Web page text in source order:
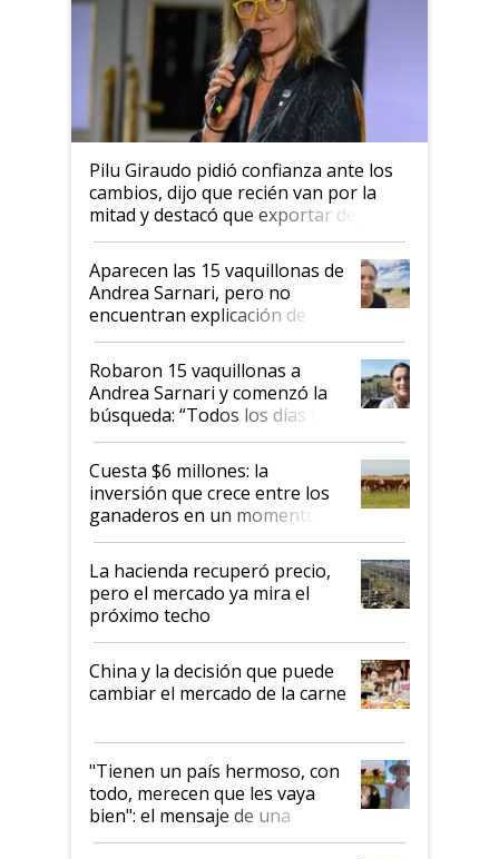
Pilu Giraudo pidió confianza ante los
cambios, dijo que recién van por la
mitad y destacó que exportar dejó de
ser "para unos pocos": "Tenemos un
mandato muy claro del gobierno
nacional"
Aparecen las 15 vaquillonas de
Andrea Sarnari, pero no
encuentran explicación de
cómo llegaron allí
Robaron 15 vaquillonas a
Andrea Sarnari y comenzó la
búsqueda: “Todos los días le
toca a algún productor”
Cuesta $6 millones: la
inversión que crece entre los
ganaderos en un momento
histórico para la actividad
La hacienda recuperó precio,
pero el mercado ya mira el
próximo techo
China y la decisión que puede
cambiar el mercado de la carne
"Tienen un país hermoso, con
todo, merecen que les vaya
bien": el mensaje de una
ganadera uruguaya sobre las